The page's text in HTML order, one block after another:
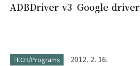
ADBDriver_v3_Google driver
TECH/Programs 2012. 2. 16.